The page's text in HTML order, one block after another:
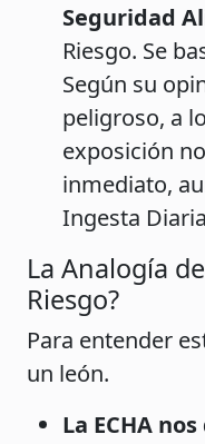
Seguridad
Riesgo. Se
Según su
peligroso, a
exposición
inmediato,
Ingesta
La Analogía
Riesgo?
Para entender
un león.
La ECHA